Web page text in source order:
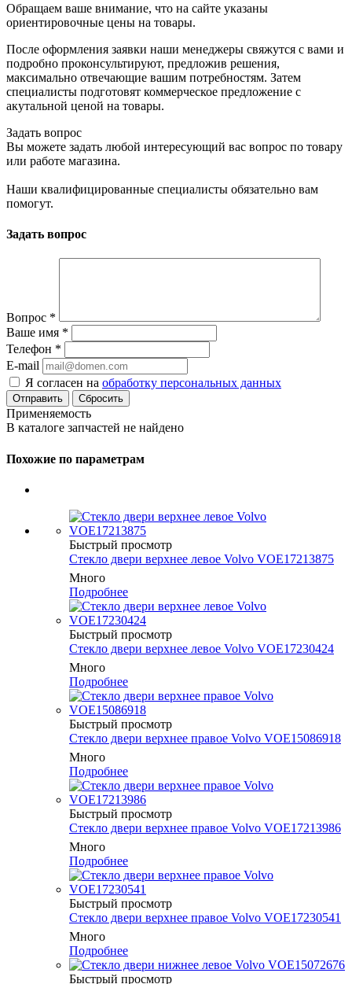
Обращаем ваше внимание, что на сайте указаны
ориентировочные цены на товары.
После оформления заявки наши менеджеры свяжутся с вами и
подробно проконсультируют, предложив решения,
максимально отвечающие вашим потребностям. Затем
специалисты подготовят коммерческое предложение с
акутальной ценой на товары.
Задать вопрос
Вы можете задать любой интересующий вас вопрос по товару
или работе магазина.
Наши квалифицированные специалисты обязательно вам
помогут.
Задать вопрос
Вопрос *
Ваше имя *
Телефон *
E-mail
Я согласен на обработку персональных данных
Сбросить
Применяемость
В каталоге запчастей не найдено
Похожие по параметрам
Быстрый просмотр
Cтекло двери верхнее левое Volvo VOE17213875
Много
Подробнее
Быстрый просмотр
Cтекло двери верхнее левое Volvo VOE17230424
Много
Подробнее
Быстрый просмотр
Cтекло двери верхнее правое Volvo VOE15086918
Много
Подробнее
Быстрый просмотр
Cтекло двери верхнее правое Volvo VOE17213986
Много
Подробнее
Быстрый просмотр
Cтекло двери верхнее правое Volvo VOE17230541
Много
Подробнее
Быстрый просмотр